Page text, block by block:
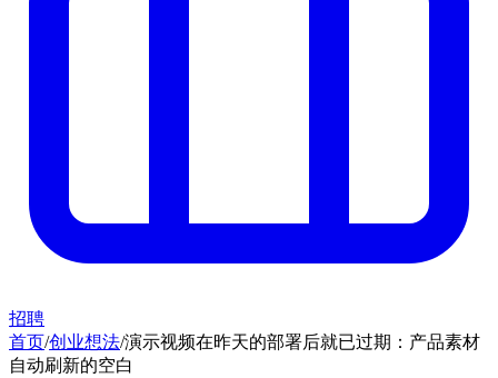
招聘
首页/创业想法/演示视频在昨天的部署后就已过期：产品素材
自动刷新的空白